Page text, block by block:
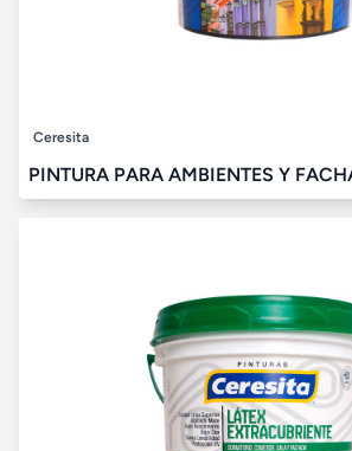
Ceresita
PINTURA PARA AMBIENTES Y